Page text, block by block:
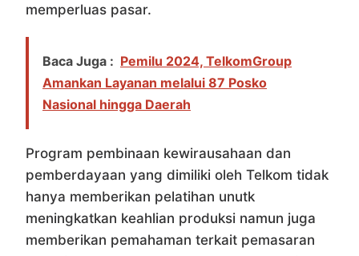
memperluas pasar.
Baca Juga : Pemilu 2024, TelkomGroup
Amankan Layanan melalui 87 Posko
Nasional hingga Daerah
Program pembinaan kewirausahaan dan
pemberdayaan yang dimiliki oleh Telkom tidak
hanya memberikan pelatihan unutk
meningkatkan keahlian produksi namun juga
memberikan pemahaman terkait pemasaran